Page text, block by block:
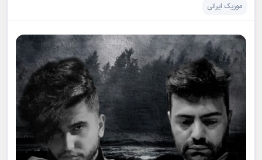
موزیک ایرانی